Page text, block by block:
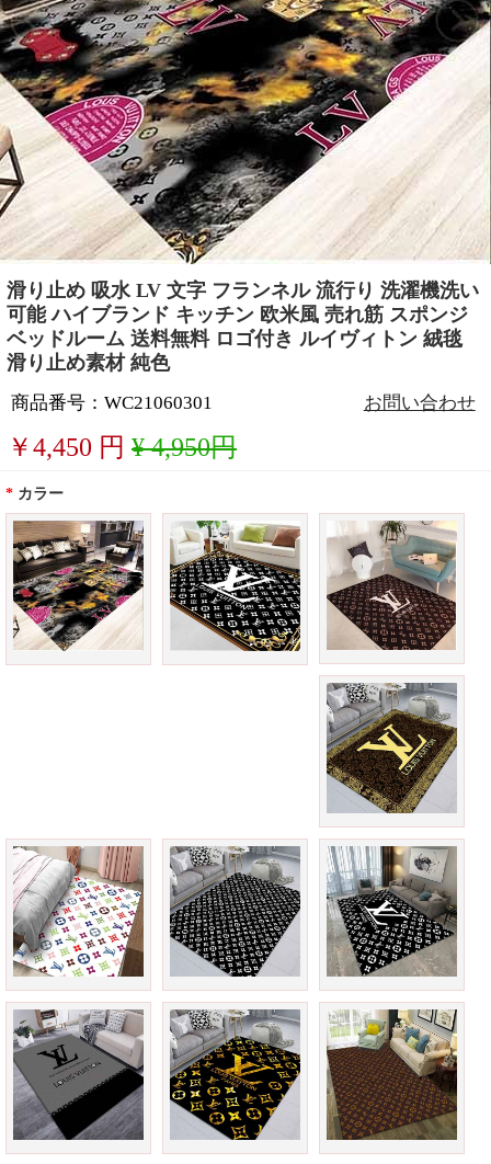
滑り止め 吸水 LV 文字 フランネル 流行り 洗濯機洗い
可能 ハイブランド キッチン 欧米風 売れ筋 スポンジ
ベッドルーム 送料無料 ロゴ付き ルイヴィトン 絨毯
滑り止め素材 純色
商品番号：WC21060301 お問い合わせ
￥4,450 円 ¥ 4,950円
* カラー